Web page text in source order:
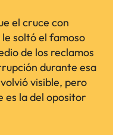
el cruce con
soltó el famoso
de los reclamos
durante esa
visible, pero
es la del opositor